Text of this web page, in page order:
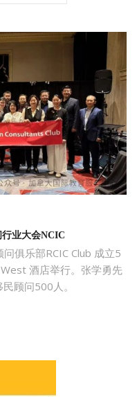
业大会NCIC
俱乐部RCIC Club 成立5
酒店举行。张学勇先
顾问500人。